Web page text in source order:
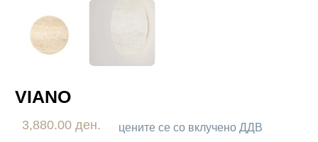
VIANO
3,880.00 ден. цените се со вклучено ДДВ